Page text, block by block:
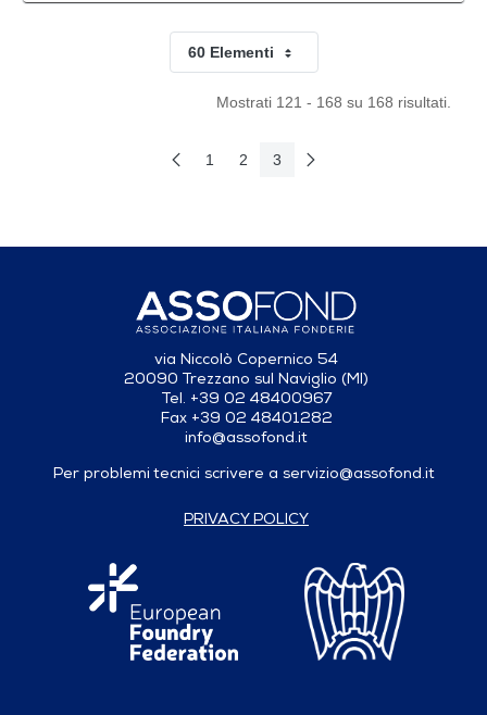
60 ElementiPer pagina
Mostrati 121 - 168 su 168 risultati.
Pagina Precedente
1
2
3 Pagina Seguente
via Niccolò Copernico 54
20090 Trezzano sul Naviglio (MI)
Tel. +39 02 48400967
Fax +39 02 48401282
info@assofond.it
Per problemi tecnici scrivere a servizio@assofond.it
PRIVACY POLICY